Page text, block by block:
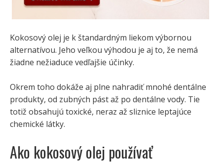
Kokosový olej je k štandardným liekom výbornou
alternatívou. Jeho veľkou výhodou je aj to, že nemá
žiadne nežiaduce vedľajšie účinky.
Okrem toho dokáže aj plne nahradiť mnohé dentálne
produkty, od zubných pást až po dentálne vody. Tie
totiž obsahujú toxické, neraz až sliznice leptajúce
chemické látky.
Ako kokosový olej používať